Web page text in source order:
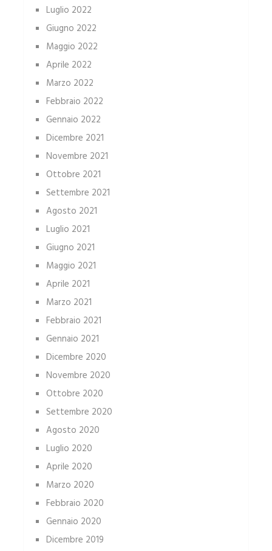
Luglio 2022
Giugno 2022
Maggio 2022
Aprile 2022
Marzo 2022
Febbraio 2022
Gennaio 2022
Dicembre 2021
Novembre 2021
Ottobre 2021
Settembre 2021
Agosto 2021
Luglio 2021
Giugno 2021
Maggio 2021
Aprile 2021
Marzo 2021
Febbraio 2021
Gennaio 2021
Dicembre 2020
Novembre 2020
Ottobre 2020
Settembre 2020
Agosto 2020
Luglio 2020
Aprile 2020
Marzo 2020
Febbraio 2020
Gennaio 2020
Dicembre 2019